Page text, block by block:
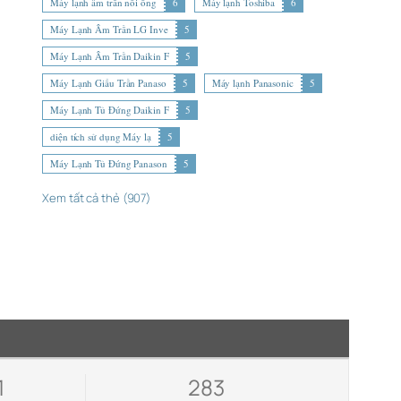
Máy Lạnh Âm Trần LG Inve
5
Máy Lạnh Âm Trần Daikin F
5
Máy Lạnh Giấu Trần Panaso
5 Máy lạnh Panasonic
5
Máy Lạnh Tủ Đứng Daikin F
5
diện tích sử dụng Máy lạ
5
Máy Lạnh Tủ Đứng Panason
5
Xem tất cả thẻ (907)
283